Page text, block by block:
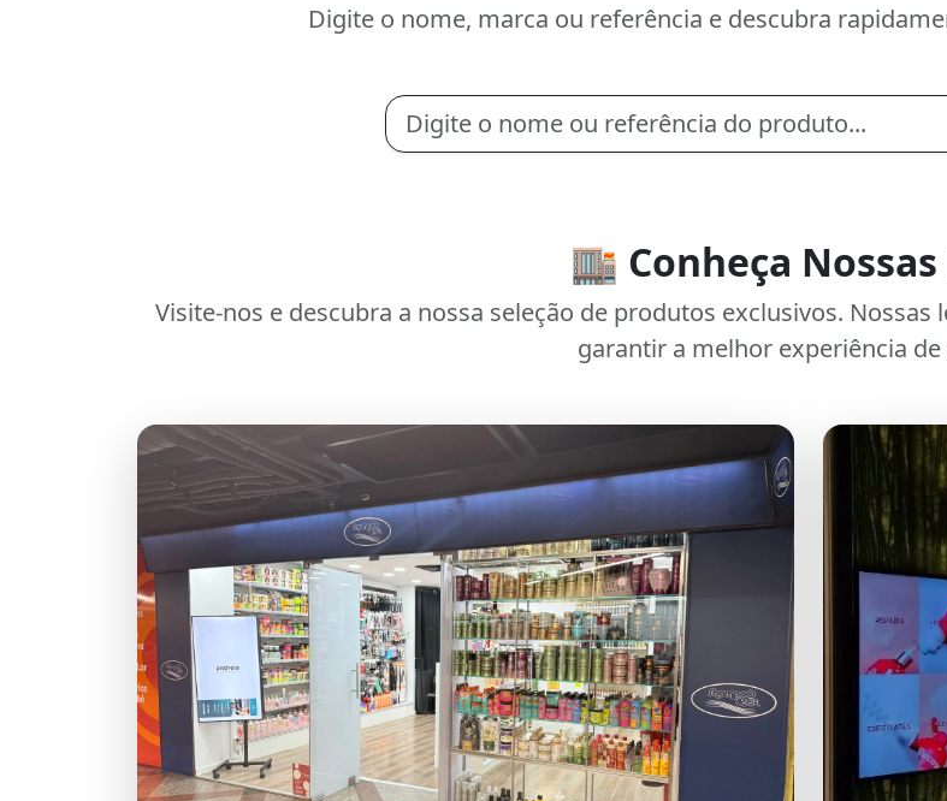
Digite o nome, marca ou referência e descubra
🏬 Conheça
Visite-nos e descubra a nossa seleção de produtos exclusivos.
garantir a melhor experiência